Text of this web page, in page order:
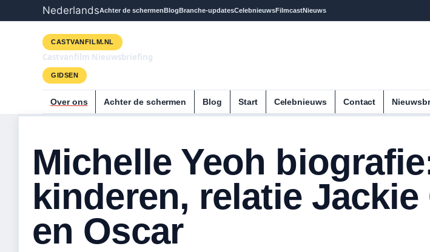
NederlandsAchter de schermenBlogBranche-updatesCelebnieuwsFilmcastNieuws
CASTVANFILM.NL
Castvanfilm Nieuwsbriefing
GIDSEN
Over ons Achter de schermen Blog Start Celebnieuws Contact
Michelle Yeoh
kinderen, relatie Jackie
en Oscar